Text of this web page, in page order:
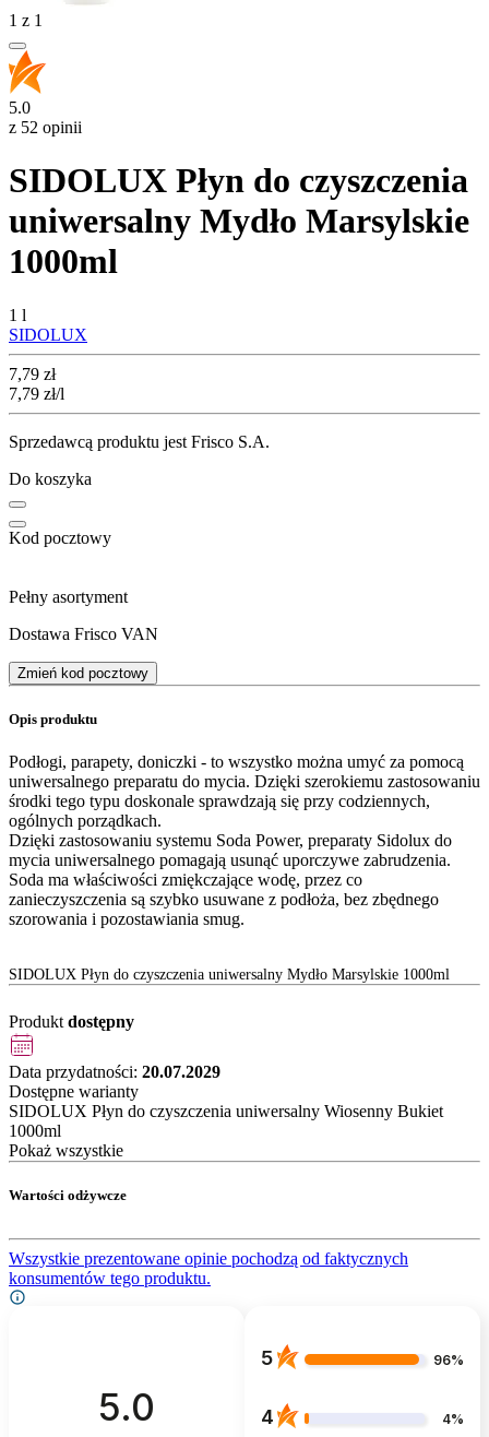
1 z 1
5.0
z 52 opinii
SIDOLUX Płyn do czyszczenia
uniwersalny Mydło Marsylskie
1000ml
1 l
SIDOLUX
Cena
7,79 zł
7,79 zł/l
Sprzedawcą produktu jest Frisco S.A.
Do koszyka
Kod pocztowy
Pełny asortyment
Dostawa Frisco VAN
Zmień kod pocztowy
Opis produktu
Podłogi, parapety, doniczki - to wszystko można umyć za pomocą
uniwersalnego preparatu do mycia. Dzięki szerokiemu zastosowaniu
środki tego typu doskonale sprawdzają się przy codziennych,
ogólnych porządkach.
Dzięki zastosowaniu systemu Soda Power, preparaty Sidolux do
mycia uniwersalnego pomagają usunąć uporczywe zabrudzenia.
Soda ma właściwości zmiękczające wodę, przez co
zanieczyszczenia są szybko usuwane z podłoża, bez zbędnego
szorowania i pozostawiania smug.
SIDOLUX Płyn do czyszczenia uniwersalny Mydło Marsylskie 1000ml
Produkt dostępny
Data przydatności: 20.07.2029
Dostępne warianty
SIDOLUX Płyn do czyszczenia uniwersalny Wiosenny Bukiet
1000ml
Pokaż wszystkie
Wartości odżywcze
Wszystkie prezentowane opinie pochodzą od faktycznych
konsumentów tego produktu.
5.0
5 96%
4 4%